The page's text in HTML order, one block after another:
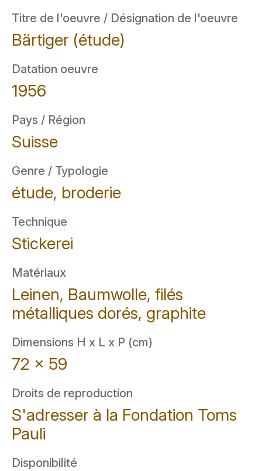
Titre de l'oeuvre / Désignation de l'oeuvre
Bärtiger (étude)
Datation oeuvre
1956
Pays / Région
Suisse
Genre / Typologie
étude, broderie
Technique
Stickerei
Matériaux
Leinen, Baumwolle, filés
métalliques dorés, graphite
Dimensions H x L x P (cm)
72 x 59
Droits de reproduction
S'adresser à la Fondation Toms
Pauli
Disponibilité